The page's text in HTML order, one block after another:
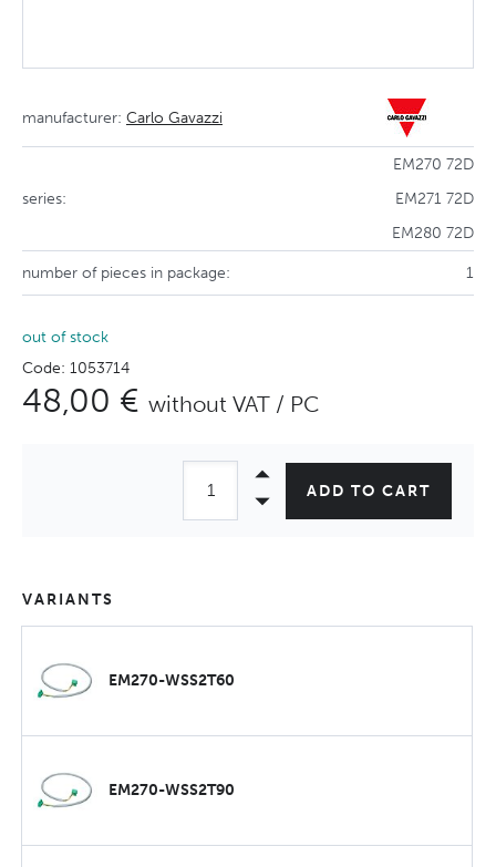
manufacturer: Carlo Gavazzi
series:
EM270 72D
EM271 72D
EM280 72D
number of pieces in package: 1
out of stock
Code: 1053714
48,00 € without VAT / PC
ADD TO CART
VARIANTS
EM270-WSS2T60
EM270-WSS2T90